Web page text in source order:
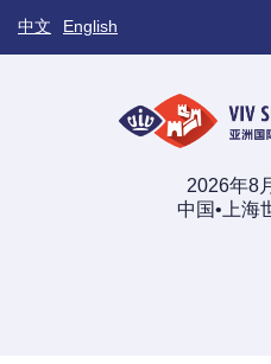
中文 English
2026年8
中国•上海